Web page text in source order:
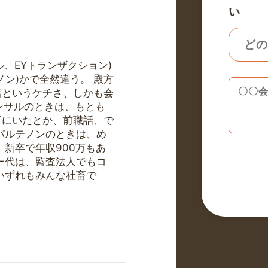
EYトランザクション)
ン)かで全然違う。 殿方
いうケチさ、しかも会
ルのときは、もとも
いたとか、前職話、で
ルテノンのときは、め
新卒で年収900万もあ
は、監査法人でもコ
ずれもみんな社畜で
い